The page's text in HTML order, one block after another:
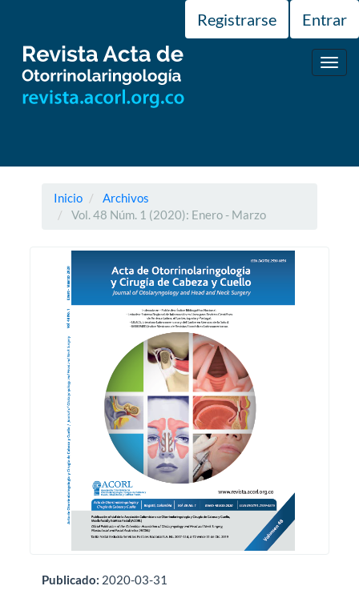
principal
Barra
lateral
Registrarse Entrar
Inicio
Archivos
Vol. 48 Núm. 1 (2020): Enero - Marzo
Publicado: 2020-03-31